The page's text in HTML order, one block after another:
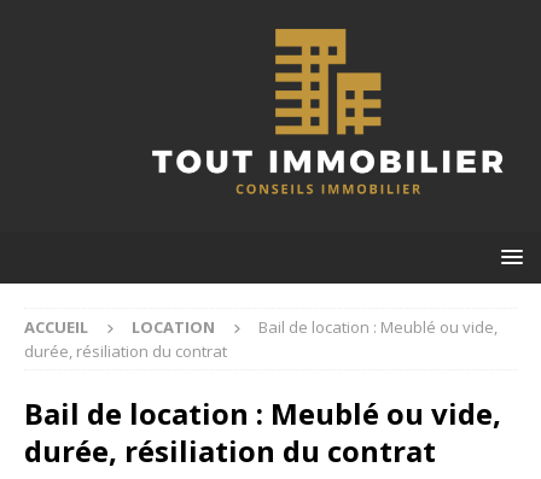
ACCUEIL LOCATION
Bail de location : Meublé ou vide,
durée, résiliation du contrat
Bail de location : Meublé ou vide,
durée, résiliation du contrat